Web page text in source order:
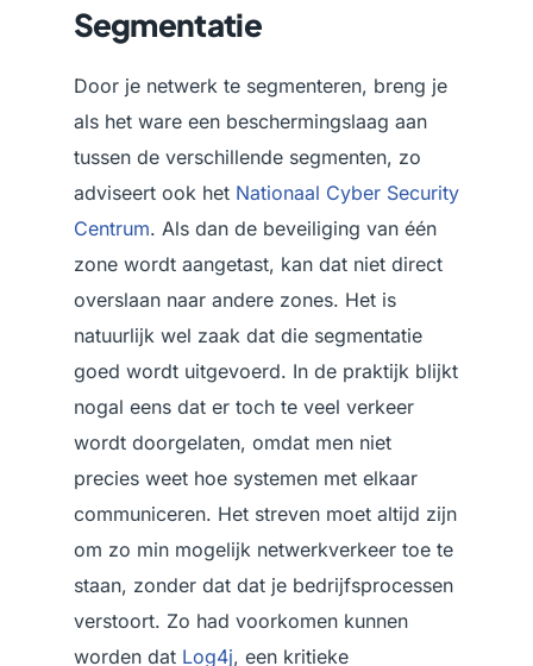
Segmentatie
Door je netwerk te segmenteren, breng je
als het ware een beschermingslaag aan
tussen de verschillende segmenten, zo
adviseert ook het Nationaal Cyber Security
Centrum. Als dan de beveiliging van één
zone wordt aangetast, kan dat niet direct
overslaan naar andere zones. Het is
natuurlijk wel zaak dat die segmentatie
goed wordt uitgevoerd. In de praktijk blijkt
nogal eens dat er toch te veel verkeer
wordt doorgelaten, omdat men niet
precies weet hoe systemen met elkaar
communiceren. Het streven moet altijd zijn
om zo min mogelijk netwerkverkeer toe te
staan, zonder dat dat je bedrijfsprocessen
verstoort. Zo had voorkomen kunnen
worden dat Log4j, een kritieke